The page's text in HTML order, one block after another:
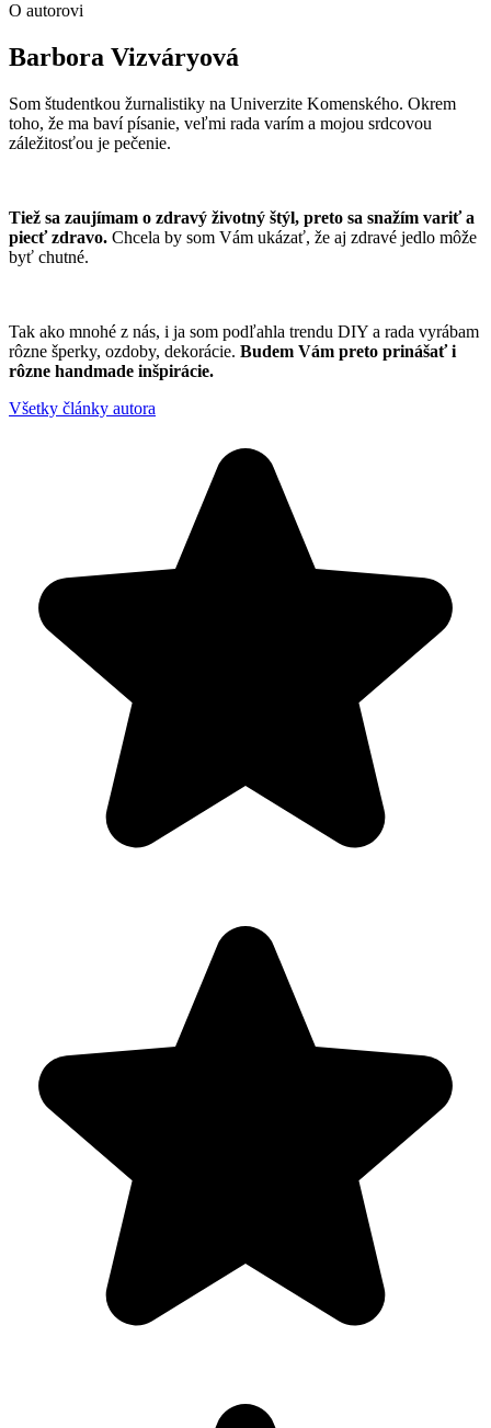
O autorovi
Barbora Vizváryová
Som študentkou žurnalistiky na Univerzite Komenského. Okrem
toho, že ma baví písanie, veľmi rada varím a mojou srdcovou
záležitosťou je pečenie.
Tiež sa zaujímam o zdravý životný štýl, preto sa snažím variť a
piecť zdravo. Chcela by som Vám ukázať, že aj zdravé jedlo môže
byť chutné.
Tak ako mnohé z nás, i ja som podľahla trendu DIY a rada vyrábam
rôzne šperky, ozdoby, dekorácie. Budem Vám preto prinášať i
rôzne handmade inšpirácie.
Všetky články autora